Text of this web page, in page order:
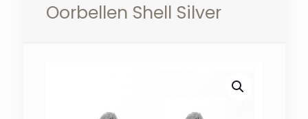
Oorbellen Shell Silver